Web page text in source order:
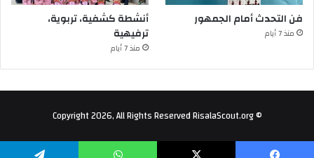
فن التحدث أمام الجمهور
منذ 7 أيام
أنشطة كشفية، تربوية،
ترفيهية
منذ 7 أيام
© Copyright 2026, All Rights Reserved RisalaScout.org